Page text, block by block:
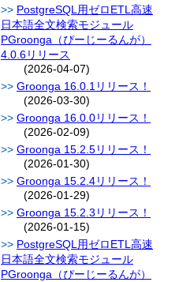
PostgreSQL用ゼロETL高速
日本語全文検索モジュール
PGroonga（ぴーじーるんが）
4.0.6リリース
(2026-04-07)
Groonga 16.0.1リリース！
(2026-03-30)
Groonga 16.0.0リリース！
(2026-02-09)
Groonga 15.2.5リリース！
(2026-01-30)
Groonga 15.2.4リリース！
(2026-01-29)
Groonga 15.2.3リリース！
(2026-01-15)
PostgreSQL用ゼロETL高速
日本語全文検索モジュール
PGroonga（ぴーじーるんが）